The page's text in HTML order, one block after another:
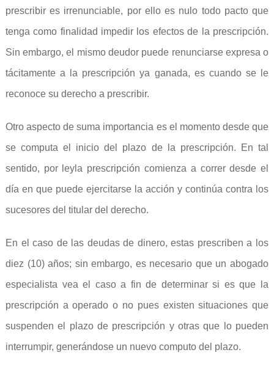
prescribir es irrenunciable, por ello es nulo todo pacto que
tenga como finalidad impedir los efectos de la prescripción.
Sin embargo, el mismo deudor puede renunciarse expresa o
tácitamente a la prescripción ya ganada, es cuando se le
reconoce su derecho a prescribir.
Otro aspecto de suma importancia es el momento desde que
se computa el inicio del plazo de la prescripción. En tal
sentido, por leyla prescripción comienza a correr desde el
día en que puede ejercitarse la acción y continúa contra los
sucesores del titular del derecho.
En el caso de las deudas de dinero, estas prescriben a los
diez (10) años; sin embargo, es necesario que un abogado
especialista vea el caso a fin de determinar si es que la
prescripción a operado o no pues existen situaciones que
suspenden el plazo de prescripción y otras que lo pueden
interrumpir, generándose un nuevo computo del plazo.